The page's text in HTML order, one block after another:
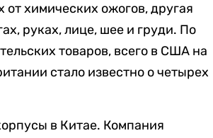
химических ожогов, другая
руках, лице, шее и груди. По
товаров, всего в США на
стало известно о четырех
в Китае. Компания